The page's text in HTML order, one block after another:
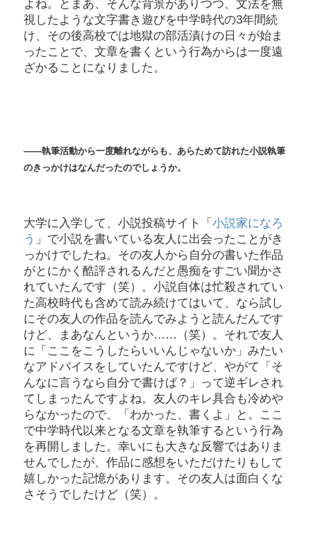
よね。とまあ、そんな背景がありつつ、文法を無
視したような文字書き遊びを中学時代の3年間続
け、その後高校では地獄の部活漬けの日々が始ま
ったことで、文章を書くという行為からは一度遠
ざかることになりました。
――執筆活動から一度離れながらも、あらためて訪れた小説執筆
のきっかけはなんだったのでしょうか。
大学に入学して、小説投稿サイト「 小説家になろ
う 」で小説を書いている友人に出会ったことがき
っかけでしたね。その友人から自分の書いた作品
がとにかく酷評されるんだと愚痴をすごい聞かさ
れていたんです（笑）。小説自体は忙殺されてい
た高校時代も含めて読み続けてはいて、なら試し
にその友人の作品を読んでみようと読んだんです
けど、まあなんというか……（笑）。それで友人
に「ここをこうしたらいいんじゃないか」みたい
なアドバイスをしていたんですけど、やがて「そ
んなに言うなら自分で書けば？」って逆ギレされ
てしまったんですよね。友人のキレ具合も冷めや
らなかったので、「わかった、書くよ」と。ここ
で中学時代以来となる文章を執筆するという行為
を再開しました。幸いにも大きな反響ではありま
せんでしたが、作品に感想をいただけたりもして
嬉しかった記憶があります。その友人は面白くな
さそうでしたけど（笑）。